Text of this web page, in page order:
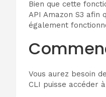
Bien que cette
API Amazon S3 afin
également
Vous aurez besoin
CLI puisse accéder